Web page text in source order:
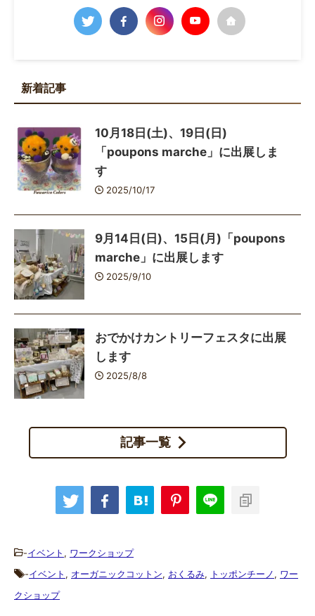
新着記事
10月18日(土)、19日(日)
「poupons marche」に出展しま
す
2025/10/17
9月14日(日)、15日(月)「poupons
marche」に出展します
2025/9/10
おでかけカントリーフェスタに出展
します
2025/8/8
記事一覧
-イベント , ワークショップ
-イベント , オーガニックコットン, おくるみ, トッポンチーノ, ワー
クショップ